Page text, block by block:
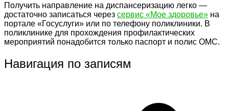
Получить направление на диспансеризацию легко —
достаточно записаться через сервис «Мое здоровье» на
портале «Госуслуги» или по телефону поликлиники. В
поликлинике для прохождения профилактических
мероприятий понадобится только паспорт и полис ОМС.
Навигация по записям